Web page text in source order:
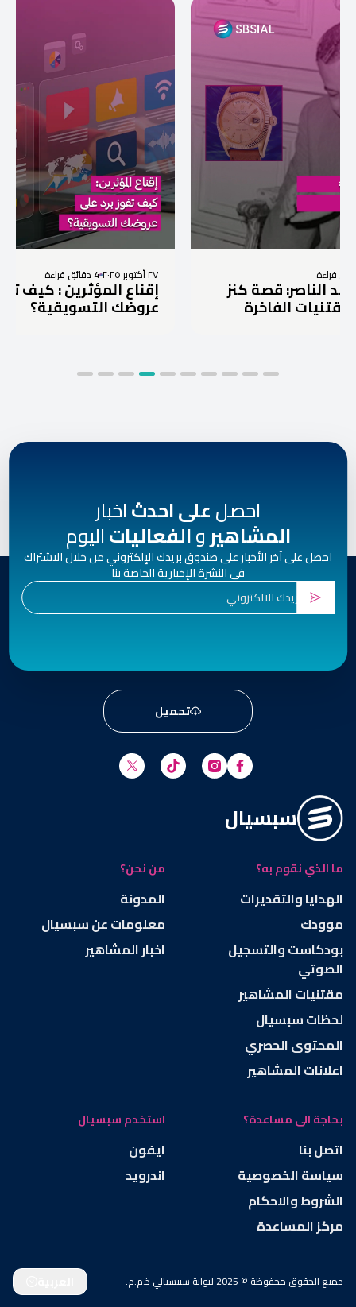
قصة كنز
4 دقائق قراءة
إقناع المؤثرين : كيف تفوز برد
عروضك التسويقية؟
احصلعلى احدثاخبار
المشاهيروالفعالياتاليوم
احصل على آخر الأخبار على صندوق بريدك الإلكتروني من خلال الاشتراك
في النشرة الإخبارية الخاصة بنا
تحميل
سبسيال
ما الذي نقوم به؟
الهدايا والتقديرات
موودك
بودكاست والتسجيل
الصوتي
مقتنيات المشاهير
لحظات سبسيال
المحتوى الحصري
اعلانات المشاهير
من نحن؟
المدونة
معلومات عن سبسيال
اخبار المشاهير
بحاجة الى مساعدة؟
اتصل بنا
سياسة الخصوصية
الشروط والاحكام
مركز المساعدة
استخدم سبسيال
ايفون
اندرويد
جميع الحقوق محفوظة © 2025 لبوابة سبيسيالي ذ.م.م.